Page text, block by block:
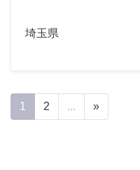
埼玉県
1 2 ... »